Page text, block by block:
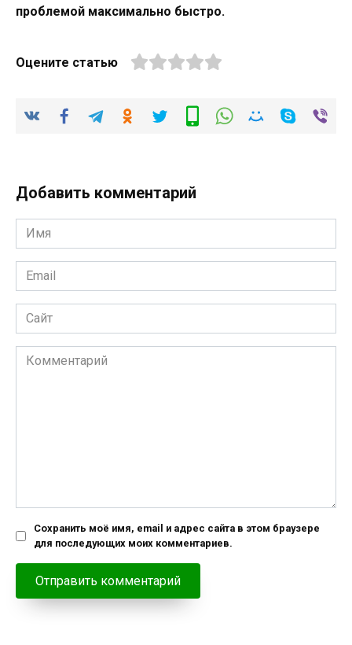
проблемой максимально быстро.
Оцените статью
Добавить комментарий
Имя
*
Email
*
Сайт
Комментарий
Сохранить моё имя, email и адрес сайта в этом браузере
для последующих моих комментариев.